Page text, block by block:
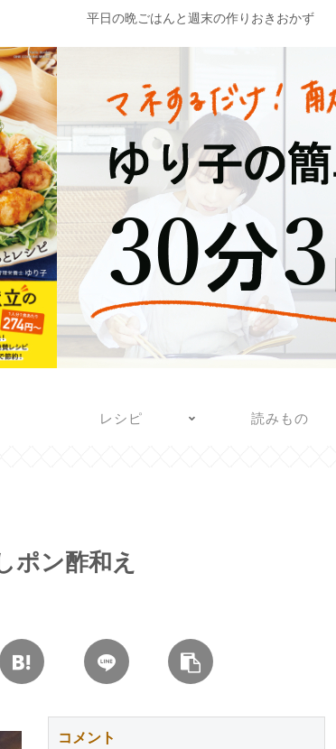
平日の晩ごはんと週末の作りおきおかず
レシピ 読みもの
ポン酢和え
コメント